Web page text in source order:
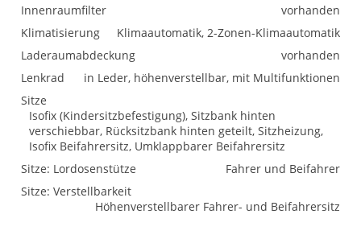
Innenraumfilter
vorhanden
Klimatisierung
Klimaautomatik, 2-Zonen-Klimaautomatik
Laderaumabdeckung
vorhanden
Lenkrad
in Leder, höhenverstellbar, mit Multifunktionen
Sitze
Isofix (Kindersitzbefestigung), Sitzbank hinten
verschiebbar, Rücksitzbank hinten geteilt, Sitzheizung,
Isofix Beifahrersitz, Umklappbarer Beifahrersitz
Sitze: Lordosenstütze
Fahrer und Beifahrer
Sitze: Verstellbarkeit
Höhenverstellbarer Fahrer- und Beifahrersitz